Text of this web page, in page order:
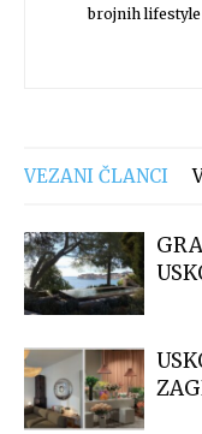
brojnih lifestyle
VEZANI ČLANCI